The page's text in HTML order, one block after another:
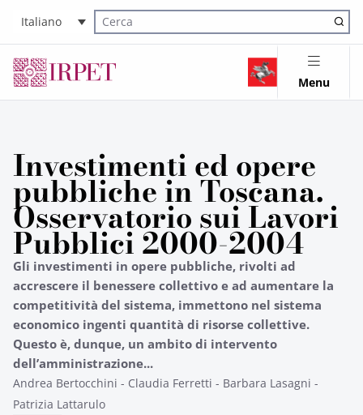
Italiano
Cerca nel sito
Menu
Investimenti ed opere
pubbliche in Toscana.
Osservatorio sui Lavori
Pubblici 2000-2004
Gli investimenti in opere pubbliche, rivolti ad
accrescere il benessere collettivo e ad aumentare la
competitività del sistema, immettono nel sistema
economico ingenti quantità di risorse collettive.
Questo è, dunque, un ambito di intervento
dell’amministrazione...
Andrea Bertocchini - Claudia Ferretti - Barbara Lasagni -
Patrizia Lattarulo